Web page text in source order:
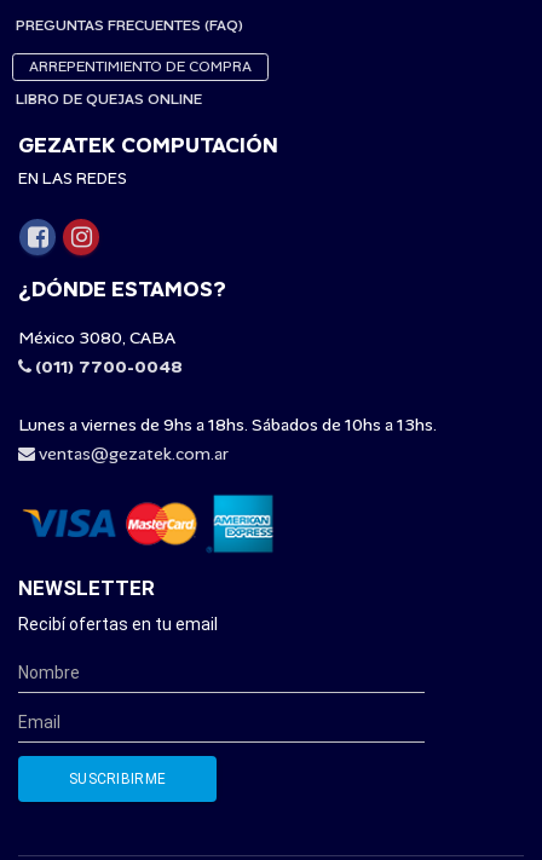
PREGUNTAS FRECUENTES (FAQ)
ARREPENTIMIENTO DE COMPRA
LIBRO DE QUEJAS ONLINE
GEZATEK COMPUTACIÓN
EN LAS REDES
¿DÓNDE ESTAMOS?
México 3080, CABA
(011) 7700-0048
Lunes a viernes de 9hs a 18hs. Sábados de 10hs a 13hs.
ventas@gezatek.com.ar
NEWSLETTER
Recibí ofertas en tu email